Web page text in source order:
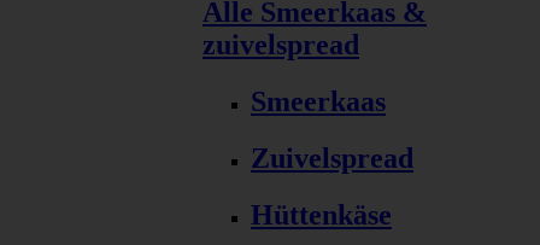
Alle Smeerkaas &
zuivelspread
Smeerkaas
Zuivelspread
Hüttenkäse